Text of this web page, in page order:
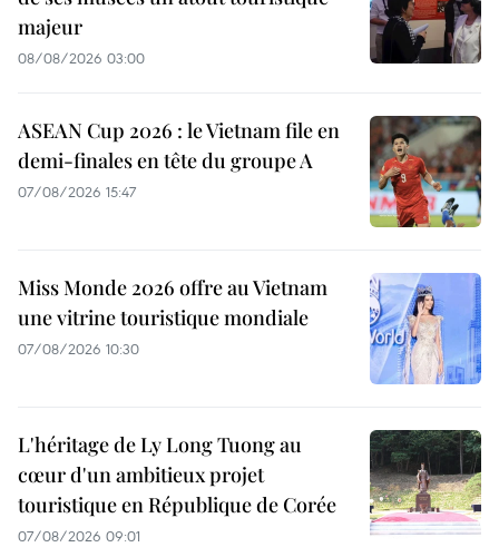
majeur
08/08/2026 03:00
ASEAN Cup 2026 : le Vietnam file en
demi-finales en tête du groupe A
07/08/2026 15:47
Miss Monde 2026 offre au Vietnam
une vitrine touristique mondiale
07/08/2026 10:30
L'héritage de Ly Long Tuong au
cœur d'un ambitieux projet
touristique en République de Corée
07/08/2026 09:01